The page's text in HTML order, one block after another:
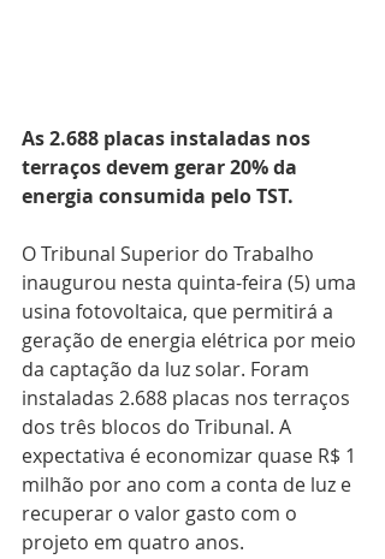
As 2.688 placas instaladas nos
terraços devem gerar 20% da
energia consumida pelo TST.
O Tribunal Superior do Trabalho
inaugurou nesta quinta-feira (5) uma
usina fotovoltaica, que permitirá a
geração de energia elétrica por meio
da captação da luz solar. Foram
instaladas 2.688 placas nos terraços
dos três blocos do Tribunal. A
expectativa é economizar quase R$ 1
milhão por ano com a conta de luz e
recuperar o valor gasto com o
projeto em quatro anos.